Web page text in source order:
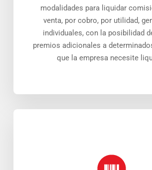
modalidades para liquidar
venta, por cobro, por utilidad,
individuales, con la posibilidad
premios adicionales a
que la empresa necesite